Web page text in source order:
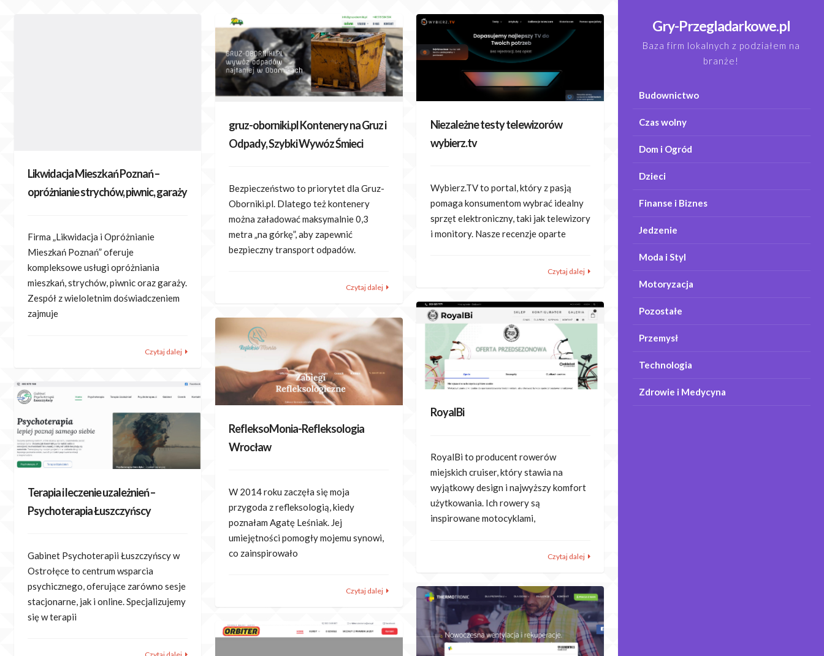
Gry-Przegladarkowe.pl
Baza firm lokalnych z podziałem na
branże!
Budownictwo
Czas wolny
Dom i Ogród
Dzieci
Finanse i Biznes
Jedzenie
Moda i Styl
Motoryzacja
Pozostałe
Przemysł
Technologia
Zdrowie i Medycyna
Likwidacja Mieszkań Poznań –
opróżnianie strychów, piwnic, garaży
Firma „Likwidacja i Opróżnianie
Mieszkań Poznań” oferuje
kompleksowe usługi opróżniania
mieszkań, strychów, piwnic oraz garaży.
Zespół z wieloletnim doświadczeniem
zajmuje
Czytaj dalej
gruz-oborniki.pl Kontenery na Gruz i
Odpady, Szybki Wywóz Śmieci
Bezpieczeństwo to priorytet dla Gruz-
Oborniki.pl. Dlatego też kontenery
można załadować maksymalnie 0,3
metra „na górkę”, aby zapewnić
bezpieczny transport odpadów.
Czytaj dalej
Niezależne testy telewizorów
wybierz.tv
Wybierz.TV to portal, który z pasją
pomaga konsumentom wybrać idealny
sprzęt elektroniczny, taki jak telewizory
i monitory. Nasze recenzje oparte
Czytaj dalej
RoyalBi
RoyalBi to producent rowerów
miejskich cruiser, który stawia na
wyjątkowy design i najwyższy komfort
użytkowania. Ich rowery są
inspirowane motocyklami,
Czytaj dalej
RefleksoMonia-Refleksologia
Wrocław
W 2014 roku zaczęła się moja
przygoda z refleksologią, kiedy
poznałam Agatę Leśniak. Jej
umiejętności pomogły mojemu synowi,
co zainspirowało
Czytaj dalej
Terapia i leczenie uzależnień –
Psychoterapia Łuszczyńscy
Gabinet Psychoterapii Łuszczyńscy w
Ostrołęce to centrum wsparcia
psychicznego, oferujące zarówno sesje
stacjonarne, jak i online. Specjalizujemy
się w terapii